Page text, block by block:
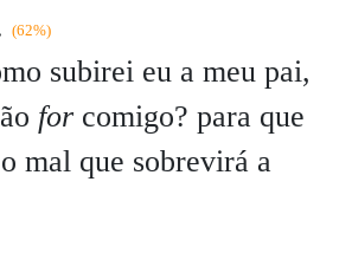
(62%)
subirei eu a meu pai,
for comigo? para que
mal que sobrevirá a